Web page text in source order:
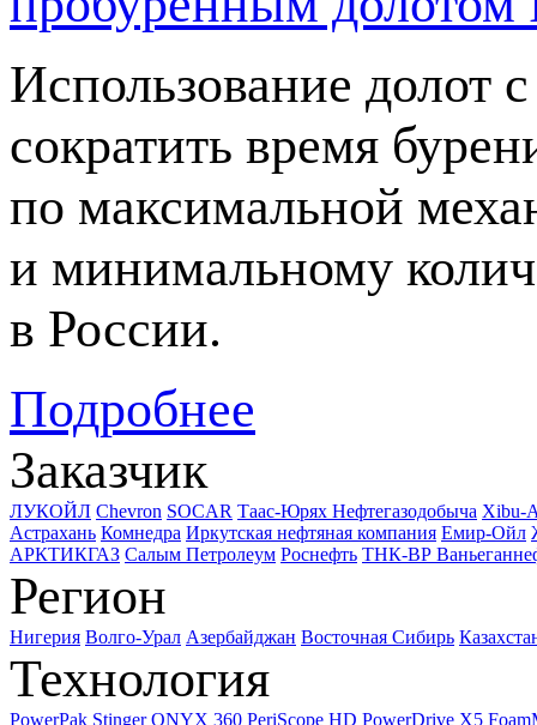
Использование долот
сократить время
по максимальной
и минимальному
в России.
Подробнее
Заказчик
ЛУКОЙЛ Chevron SOCAR Таас-Юрях Нефтегазодобыча Xibu-
Астрахань Комнедра Иркутская нефтяная компания Емир-Ойл
АРКТИКГАЗ Салым Петролеум Роснефть ТНК-ВР
Регион
Нигерия Волго-Урал Азербайджан Восточная Сибирь
Технология
PowerPak Stinger ONYX 360 PeriScope HD PowerDrive X5